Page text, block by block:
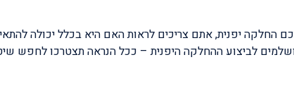
יפנית, אתם צריכים לראות האם היא בכלל יכולה
לביצוע ההחלקה היפנית – ככל הנראה תצטרכו לחפש